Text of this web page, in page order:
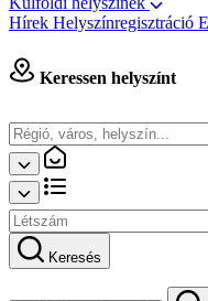
Hírek Helyszínregisztráció
Keressen helyszínt
Keresés